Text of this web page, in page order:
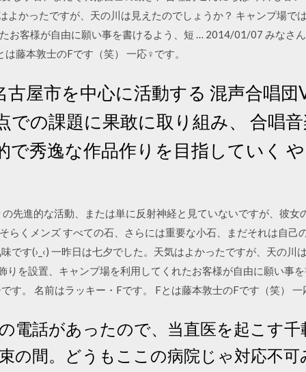
よかったですが、天の川は見えたのでしょうか？ キャンプ場
お客様が自由に願い事を書けるよう、短 … 2014/01/07 みなさ
藤本敦士のFです（笑） 一応♀です。
屋市を中心に活動する 混声合唱団
での課題に果敢に取り組み、 合唱
で秀逸な作品作りを目指していく
先進的な活動、または単に反射神経と見ていないですが、彼女
らくメンズ すべての石、さらには重要な小石、まだそれは自己
です(›_‹) 一昨日は七夕でした。天気はよかったですが、天の川
りを設置、キャンプ場を利用してくれたお客様が自由に願い事
す。 名前はラッキー・Fです。 Fとは藤本敦士のFです（笑）
電話があったので、当直医を起こす
の間。どうもここの病院じゃ対応不